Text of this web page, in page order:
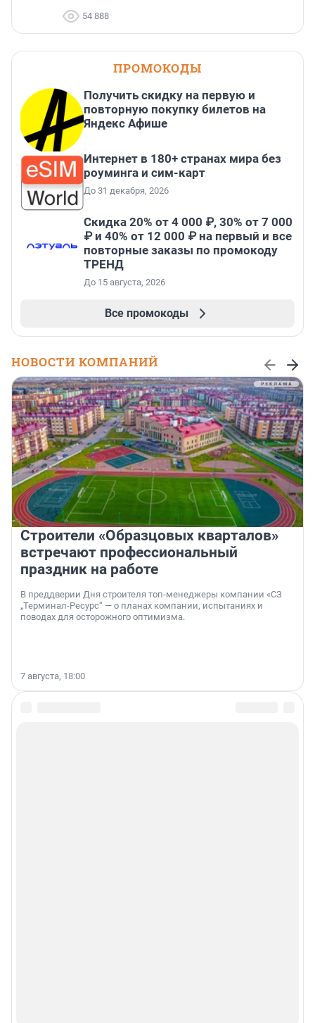
54 888
ПРОМОКОДЫ
Получить скидку на первую и
повторную покупку билетов на
Яндекс Афише
Интернет в 180+ странах мира без
роуминга и сим-карт
До 31 декабря, 2026
Скидка 20% от 4 000 ₽, 30% от 7 000
₽ и 40% от 12 000 ₽ на первый и все
повторные заказы по промокоду
ТРЕНД
До 15 августа, 2026
Все промокоды
НОВОСТИ КОМПАНИЙ
Строители «Образцовых кварталов»
встречают профессиональный
праздник на работе
В преддверии Дня строителя топ-менеджеры компании «СЗ
„Терминал-Ресурс“ — о планах компании, испытаниях и
поводах для осторожного оптимизма.
7 августа, 18:00